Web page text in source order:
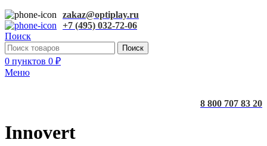
zakaz@optiplay.ru
+7 (495) 032-72-06
Поиск
Поиск
0 пунктов 0 ₽
Меню
8 800 707 83 20
Innovert